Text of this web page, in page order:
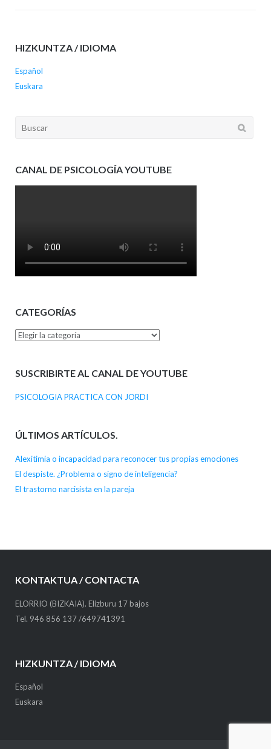
HIZKUNTZA / IDIOMA
Español
Euskara
Buscar:
CANAL DE PSICOLOGÍA YOUTUBE
CATEGORÍAS
Categorías
SUSCRIBIRTE AL CANAL DE YOUTUBE
PSICOLOGIA PRACTICA CON JORDI
ÚLTIMOS ARTÍCULOS.
Alexitimia o incapacidad para reconocer tus propias emociones
El despiste. ¿Problema o signo de inteligencia?
El trastorno narcisista en la pareja
KONTAKTUA / CONTACTA
ELORRIO (BIZKAIA). Elizburu 17 bajos
Tel. 946 856 137 /649741391
HIZKUNTZA / IDIOMA
Español
Euskara